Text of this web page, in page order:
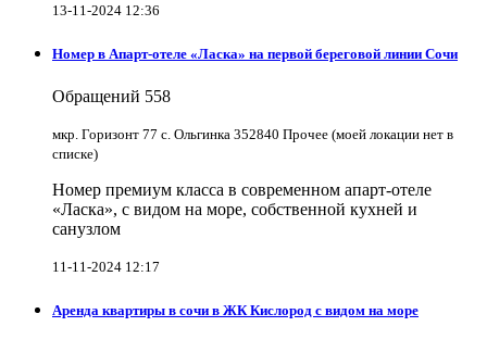
13-11-2024 12:36
Номер в Апарт-отеле «Ласка» на первой береговой линии Сочи
Обращений 558
мкр. Горизонт 77 с. Ольгинка 352840 Прочее (моей локации нет в
списке)
Номер премиум класса в современном апарт-отеле
«Ласка», с видом на море, собственной кухней и
санузлом
11-11-2024 12:17
Аренда квартиры в сочи в ЖК Кислород с видом на море